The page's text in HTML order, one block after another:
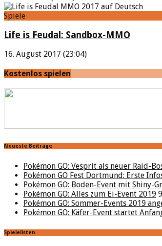
Spiele
Life is Feudal: Sandbox-MMO
16. August 2017 (23:04)
Kostenlos spielen
Neueste Beiträge
Pokémon GO: Vesprit als neuer Raid-
Pokémon GO Fest Dortmund: Erste
Pokémon GO: Boden-Event mit Shiny-
Pokémon GO: Alles zum Ei-Event 2019
Pokémon GO: Sommer-Events 2019
Pokémon GO: Käfer-Event startet
Spielelisten